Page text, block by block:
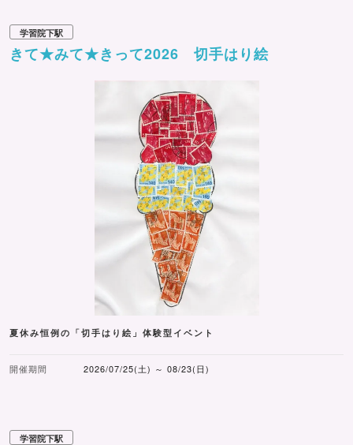
学習院下駅
きて★みて★きって2026 切手はり絵
夏休み恒例の「切手はり絵」体験型イベント
開催期間 2026/07/25(土) ～ 08/23(日)
学習院下駅